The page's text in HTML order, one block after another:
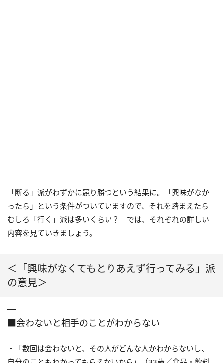
「断る」派がわずかに競り勝つという結果に。「興味がなか
ったら」という条件がついていますので、それを踏まえたら
むしろ「行く」派は多いくらい？ では、それぞれの詳しい
内容を見ていきましょう。
＜「興味がなくてもとりあえず行ってみる」派
の意見＞
■会わないと相手のことがわからない
・「数回は会わないと、その人がどんな人かわからないし、